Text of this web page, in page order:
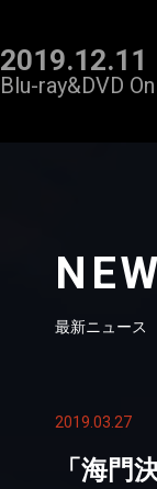
2019.12.11
Blu-ray&DVD
最新ニュース
2019.03.27
「海門